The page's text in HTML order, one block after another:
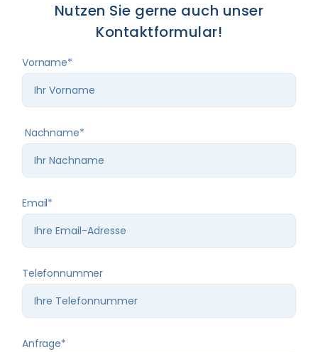
Nutzen Sie gerne auch unser
Kontaktformular!
Vorname*
Nachname*
Email*
Telefonnummer
Anfrage*